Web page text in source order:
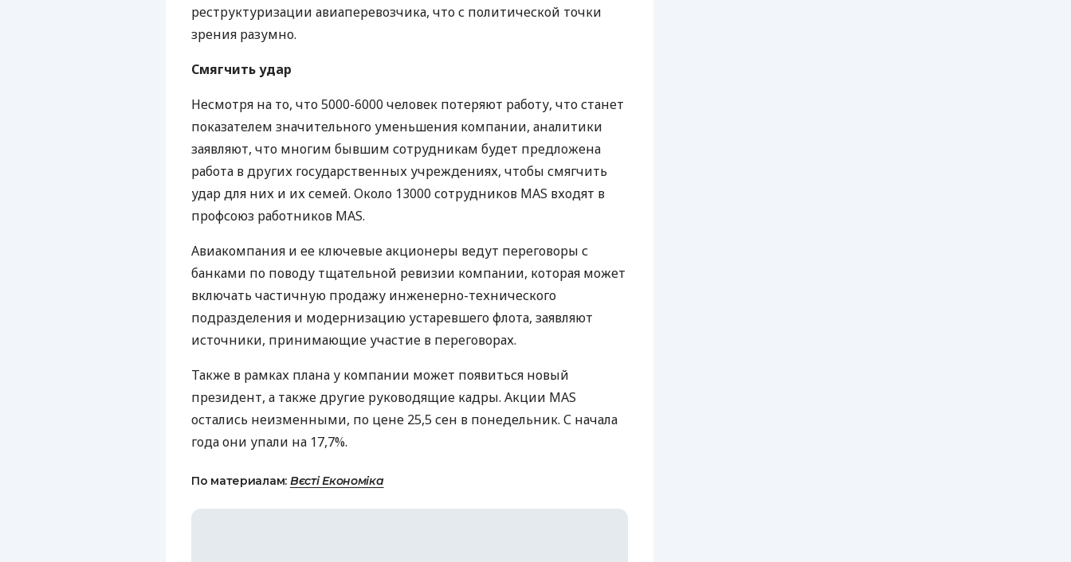
реструктуризации авиаперевозчика, что с политической точки
зрения разумно.
Смягчить удар
Несмотря на то, что 5000-6000 человек потеряют работу, что станет
показателем значительного уменьшения компании, аналитики
заявляют, что многим бывшим сотрудникам будет предложена
работа в других государственных учреждениях, чтобы смягчить
удар для них и их семей. Около 13000 сотрудников MAS входят в
профсоюз работников MAS.
Авиакомпания и ее ключевые акционеры ведут переговоры с
банками по поводу тщательной ревизии компании, которая может
включать частичную продажу инженерно-технического
подразделения и модернизацию устаревшего флота, заявляют
источники, принимающие участие в переговорах.
Также в рамках плана у компании может появиться новый
президент, а также другие руководящие кадры. Акции MAS
остались неизменными, по цене 25,5 сен в понедельник. С начала
года они упали на 17,7%.
По материалам: Вєсті Економіка